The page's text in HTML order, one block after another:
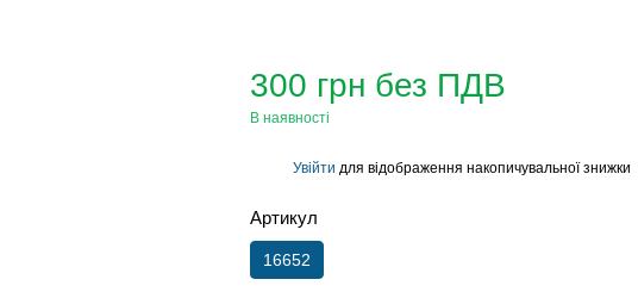
300 грн без ПДВ
В наявності
Увійти для відображення накопичувальної знижки
Артикул
16652